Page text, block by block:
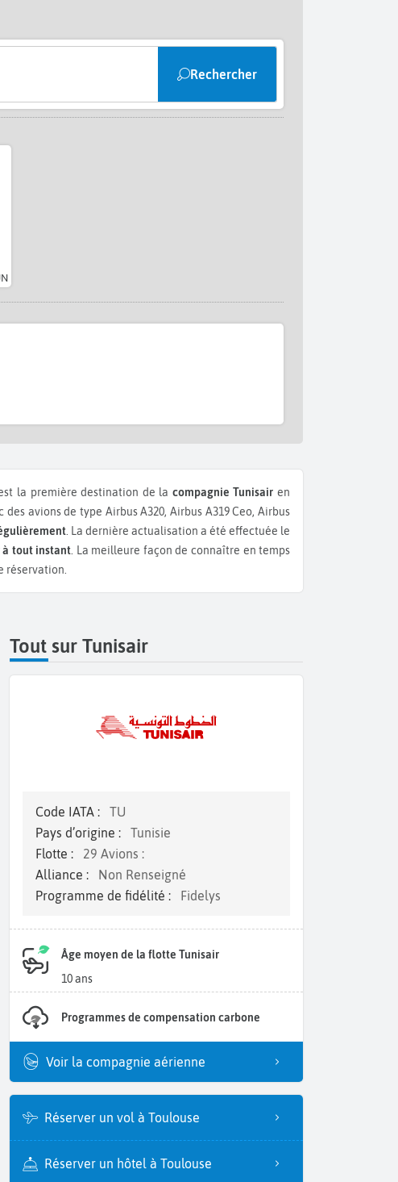
Rechercher
la première destination de la compagnie Tunisair en
avions de type Airbus A320, Airbus A319 Ceo, Airbus
. La dernière actualisation a été effectuée le
à tout instant. La meilleure façon de connaître en temps
réservation.
Tout sur Tunisair
Code IATA :
TU
Pays d’origine :
Tunisie
Flotte :
29 Avions :
Alliance :
Non Renseigné
Programme de fidélité :
Fidelys
Âge moyen de la flotte Tunisair
10 ans
Programmes de compensation carbone
Voir la compagnie aérienne
Réserver un vol à Toulouse
Réserver un hôtel à Toulouse